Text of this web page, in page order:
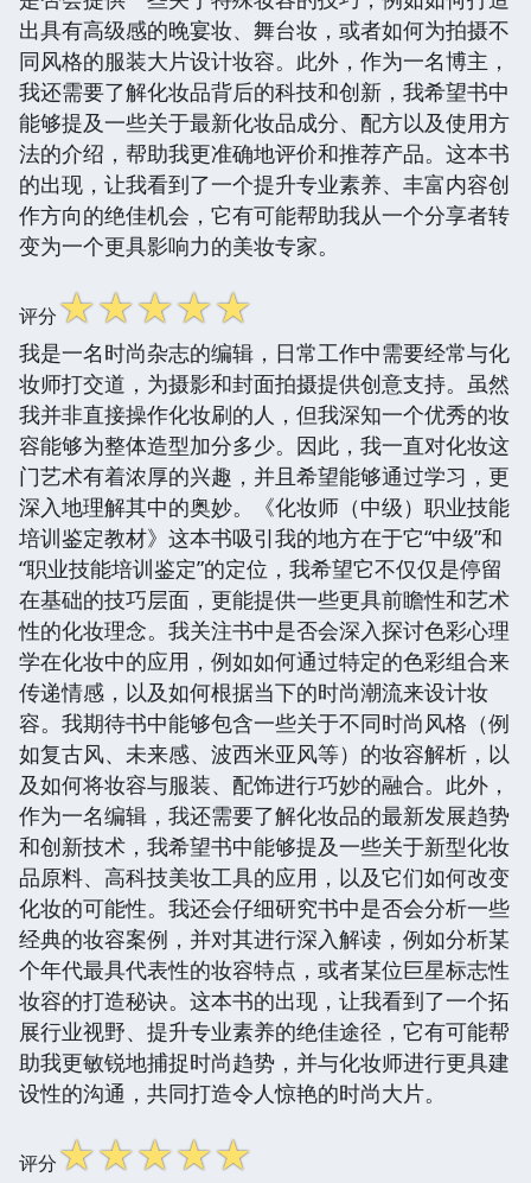
出具有高级感的晚宴妆、舞台妆，或者如何为拍摄不
同风格的服装大片设计妆容。此外，作为一名博主，
我还需要了解化妆品背后的科技和创新，我希望书中
能够提及一些关于最新化妆品成分、配方以及使用方
法的介绍，帮助我更准确地评价和推荐产品。这本书
的出现，让我看到了一个提升专业素养、丰富内容创
作方向的绝佳机会，它有可能帮助我从一个分享者转
变为一个更具影响力的美妆专家。
评分☆☆☆☆☆
我是一名时尚杂志的编辑，日常工作中需要经常与化
妆师打交道，为摄影和封面拍摄提供创意支持。虽然
我并非直接操作化妆刷的人，但我深知一个优秀的妆
容能够为整体造型加分多少。因此，我一直对化妆这
门艺术有着浓厚的兴趣，并且希望能够通过学习，更
深入地理解其中的奥妙。《化妆师（中级）职业技能
培训鉴定教材》这本书吸引我的地方在于它“中级”和
“职业技能培训鉴定”的定位，我希望它不仅仅是停留
在基础的技巧层面，更能提供一些更具前瞻性和艺术
性的化妆理念。我关注书中是否会深入探讨色彩心理
学在化妆中的应用，例如如何通过特定的色彩组合来
传递情感，以及如何根据当下的时尚潮流来设计妆
容。我期待书中能够包含一些关于不同时尚风格（例
如复古风、未来感、波西米亚风等）的妆容解析，以
及如何将妆容与服装、配饰进行巧妙的融合。此外，
作为一名编辑，我还需要了解化妆品的最新发展趋势
和创新技术，我希望书中能够提及一些关于新型化妆
品原料、高科技美妆工具的应用，以及它们如何改变
化妆的可能性。我还会仔细研究书中是否会分析一些
经典的妆容案例，并对其进行深入解读，例如分析某
个年代最具代表性的妆容特点，或者某位巨星标志性
妆容的打造秘诀。这本书的出现，让我看到了一个拓
展行业视野、提升专业素养的绝佳途径，它有可能帮
助我更敏锐地捕捉时尚趋势，并与化妆师进行更具建
设性的沟通，共同打造令人惊艳的时尚大片。
评分☆☆☆☆☆